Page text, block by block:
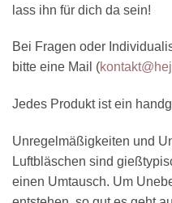
lass ihn für dich da sein!
Bei Fragen oder
bitte eine Mail (
Jedes Produkt ist ein
Unregelmäßigkeiten und
Luftbläschen sind
einen Umtausch. Um